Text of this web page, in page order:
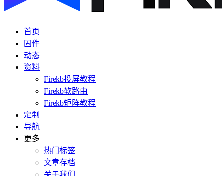
首页
固件
动态
资料
Firekb投屏教程
Firekb软路由
Firekb矩阵教程
定制
导航
更多
热门标签
文章存档